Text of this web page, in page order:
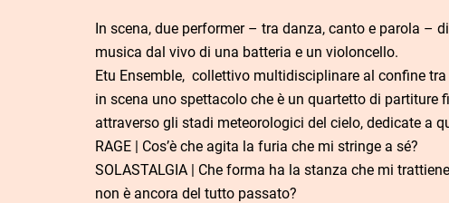
In scena, due performer – tra danza, canto e parola –
musica dal vivo di una batteria e un violoncello.
Etu Ensemble, collettivo multidisciplinare al confine
in scena uno spettacolo che è un quartetto di partiture
attraverso gli stadi meteorologici del cielo, dedicate a
RAGE | Cos’è che agita la furia che mi stringe a sé?
SOLASTALGIA | Che forma ha la stanza che mi
non è ancora del tutto passato?